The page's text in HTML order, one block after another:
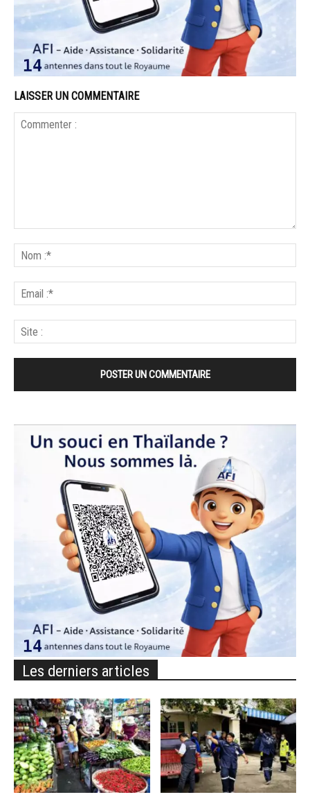
LAISSER UN COMMENTAIRE
Les derniers articles